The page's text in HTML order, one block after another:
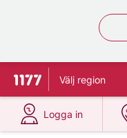
Till startsidan för 1177
Välj region
Logga in
på 1177.se